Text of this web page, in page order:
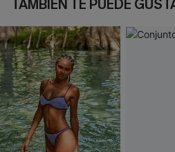
TAMBIÉN TE PUEDE